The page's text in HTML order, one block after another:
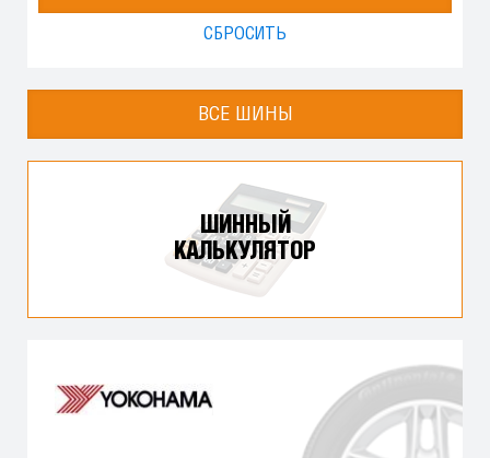
СБРОСИТЬ
ВСЕ ШИНЫ
ШИННЫЙ
КАЛЬКУЛЯТОР